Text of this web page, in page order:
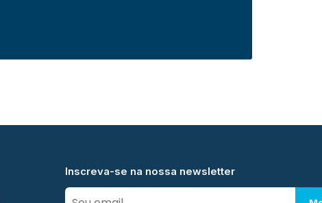
Inscreva-se na nossa newsletter